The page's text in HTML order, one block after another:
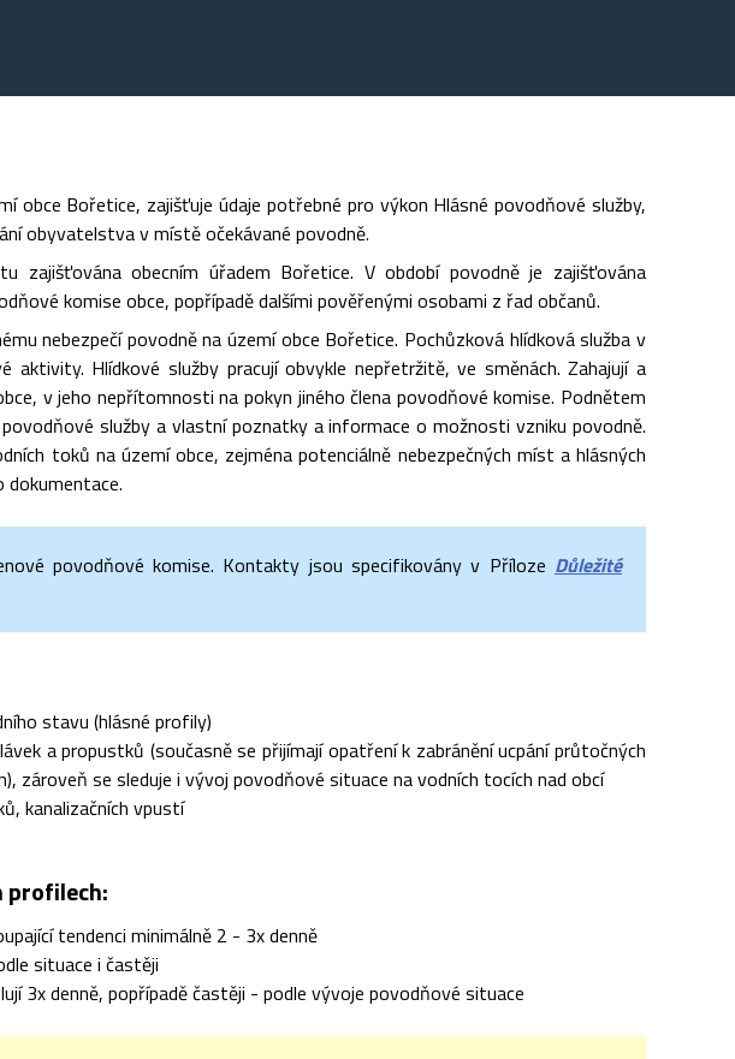
obce Bořetice, zajišťuje údaje potřebné pro výkon Hlásné povodňové služby,
obyvatelstva v místě očekávané povodně.
zajišťována obecním úřadem Bořetice. V období povodně je zajišťována
komise obce, popřípadě dalšími pověřenými osobami z řad občanů.
nebezpečí povodně na území obce Bořetice. Pochůzková hlídková služba v
Hlídkové služby pracují obvykle nepřetržitě, ve směnách. Zahajují a
v jeho nepřítomnosti na pokyn jiného člena povodňové komise. Podnětem
služby a vlastní poznatky a informace o možnosti vzniku povodně.
toků na území obce, zejména potenciálně nebezpečných míst a hlásných
povodňové komise. Kontakty jsou specifikovány v Příloze Důležité
stavu (hlásné profily)
a propustků (současně se přijímají opatření k zabránění ucpání průtočných
zároveň se sleduje i vývoj povodňové situace na vodních tocích nad obcí
kanalizačních vpustí
profilech:
tendenci minimálně 2 - 3x denně
situace i častěji
3x denně, popřípadě častěji - podle vývoje povodňové situace